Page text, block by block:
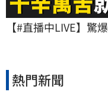
【#直播中LIVE】驚
熱門新聞